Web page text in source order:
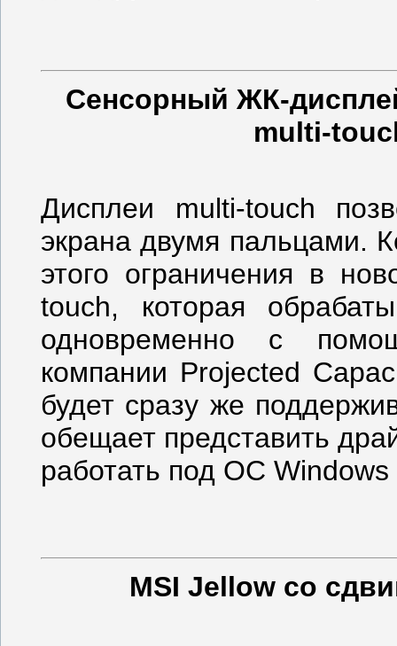
Сенсорный ЖК-
multi-
Дисплеи multi-touch
экрана двумя пальцами.
этого ограничения в
touch, которая
одновременно с
компании Projected
будет сразу же
обещает представить
работать под ОС Windows
MSI Jellow со